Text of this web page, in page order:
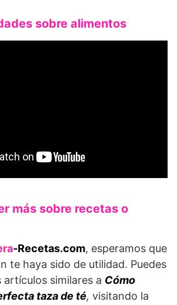
sobre alimentos
más sobre recetas o
-Recetas.com, esperamos que
te haya sido de utilidad. Puedes
similares a Cómo
taza de té, visitando la